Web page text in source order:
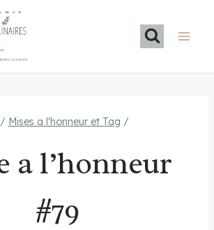
maison
/ Mises a l'honneur et Tag /
a l’honneur
#79